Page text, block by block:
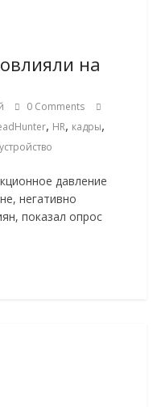
на
0 Comments
, HR, кадры,
давление
негативно
показал опрос